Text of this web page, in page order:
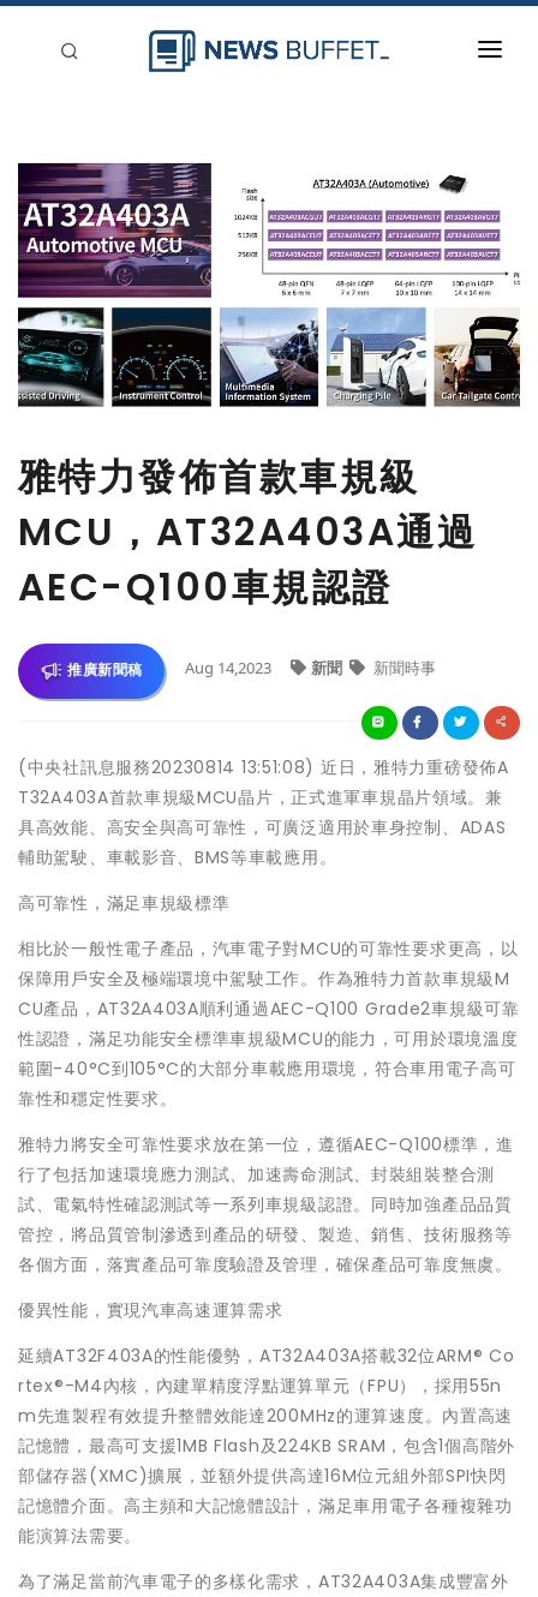
新聞稿分類
登入
刊登
雅特力發佈首款車規級
MCU，AT32A403A通過
AEC-Q100車規認證
推廣新聞稿 Aug 14,2023 新聞 新聞時事
(中央社訊息服務20230814 13:51:08) 近日，雅特力重磅發佈A
T32A403A首款車規級MCU晶片，正式進軍車規晶片領域。兼
具高效能、高安全與高可靠性，可廣泛適用於車身控制、ADAS
輔助駕駛、車載影音、BMS等車載應用。
高可靠性，滿足車規級標準
相比於一般性電子產品，汽車電子對MCU的可靠性要求更高，以
保障用戶安全及極端環境中駕駛工作。作為雅特力首款車規級M
CU產品，AT32A403A順利通過AEC-Q100 Grade2車規級可靠
性認證，滿足功能安全標準車規級MCU的能力，可用於環境溫度
範圍-40°C到105°C的大部分車載應用環境，符合車用電子高可
靠性和穩定性要求。
雅特力將安全可靠性要求放在第一位，遵循AEC-Q100標準，進
行了包括加速環境應力測試、加速壽命測試、封裝組裝整合測
試、電氣特性確認測試等一系列車規級認證。同時加強產品品質
管控，將品質管制滲透到產品的研發、製造、銷售、技術服務等
各個方面，落實產品可靠度驗證及管理，確保產品可靠度無虞。
優異性能，實現汽車高速運算需求
延續AT32F403A的性能優勢，AT32A403A搭載32位ARM® Co
rtex®-M4內核，內建單精度浮點運算單元（FPU），採用55n
m先進製程有效提升整體效能達200MHz的運算速度。內置高速
記憶體，最高可支援1MB Flash及224KB SRAM，包含1個高階外
部儲存器(XMC)擴展，並額外提供高達16M位元組外部SPI快閃
記憶體介面。高主頻和大記憶體設計，滿足車用電子各種複雜功
能演算法需要。
為了滿足當前汽車電子的多樣化需求，AT32A403A集成豐富外